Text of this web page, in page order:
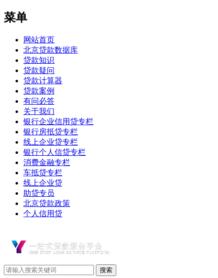
菜单
网站首页
北京贷款数据库
贷款知识
贷款疑问
贷款计算器
贷款案例
有问必答
关于我们
银行企业信用贷专栏
银行房抵贷专栏
线上企业贷专栏
银行个人信贷专栏
消费金融专栏
车抵贷专栏
线上企业贷
助贷专员
北京贷款政策
个人信用贷